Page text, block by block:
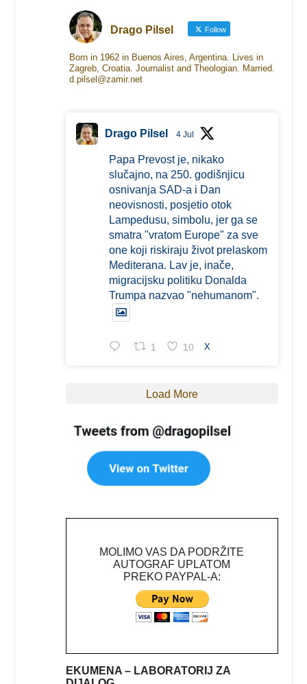
Drago Pilsel Follow
Born in 1962 in Buenos Aires, Argentina. Lives in
Zagreb, Croatia. Journalist and Theologian. Married.
d.pilsel@zamir.net
Drago Pilsel 4 Jul
Papa Prevost je, nikako
slučajno, na 250. godišnjicu
osnivanja SAD-a i Dan
neovisnosti, posjetio otok
Lampedusu, simbolu, jer ga se
smatra "vratom Europe" za sve
one koji riskiraju život prelaskom
Mediterana. Lav je, inače,
migracijsku politiku Donalda
Trumpa nazvao "nehumanom".
1 10 X
Load More
MOLIMO VAS DA PODRŽITE
AUTOGRAF UPLATOM
PREKO PAYPAL-A:
EKUMENA – LABORATORIJ ZA